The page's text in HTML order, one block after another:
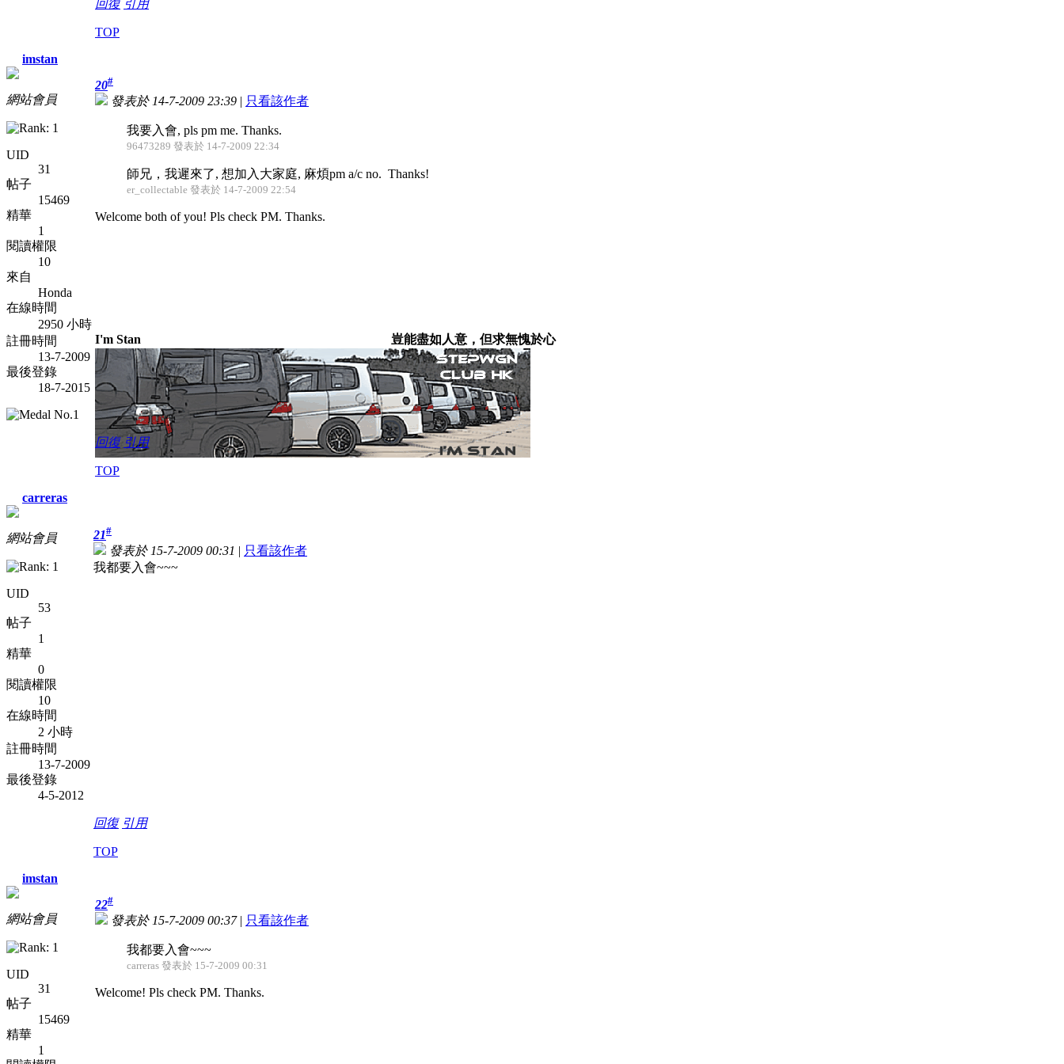
回復 引用
TOP
imstan
網站會員
UID
31
帖子
15469
精華
1
閱讀權限
10
來自
Honda
在線時間
2950 小時
註冊時間
13-7-2009
最後登錄
18-7-2015
20#
發表於 14-7-2009 23:39 | 只看該作者
我要入會, pls pm me. Thanks.
96473289 發表於 14-7-2009 22:34
師兄，我遲來了, 想加入大家庭, 麻煩pm a/c no. Thanks!
er_collectable 發表於 14-7-2009 22:54
Welcome both of you! Pls check PM. Thanks.
I'm Stan 豈能盡如人意，但求無愧於心
回復 引用
TOP
carreras
網站會員
UID
53
帖子
1
精華
0
閱讀權限
10
在線時間
2 小時
註冊時間
13-7-2009
最後登錄
4-5-2012
21#
發表於 15-7-2009 00:31 | 只看該作者
我都要入會~~~
回復 引用
TOP
imstan
網站會員
UID
31
帖子
15469
精華
1
22#
發表於 15-7-2009 00:37| 只看該作者
我都要入會~~~
carreras 發表於 15-7-2009 00:31
Welcome! Pls check PM. Thanks.